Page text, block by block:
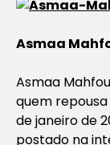
Asmaa
Asmaa
quem
de janeiro de
postado na